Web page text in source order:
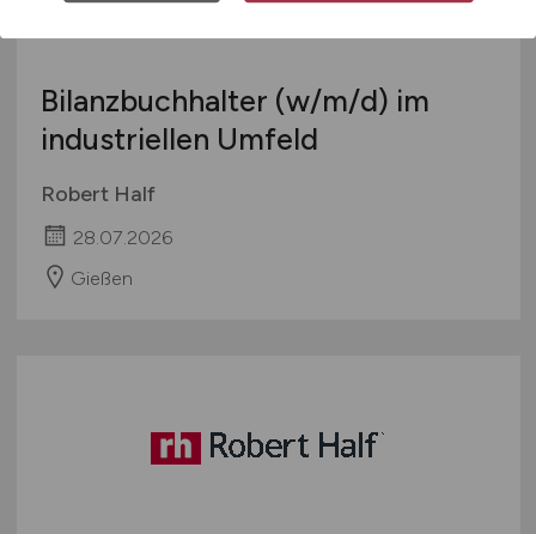
Bilanzbuchhalter (w/m/d) im
industriellen Umfeld
Robert Half
28.07.2026
Gießen